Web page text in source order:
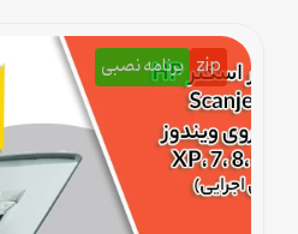
zip برنامه نصبی